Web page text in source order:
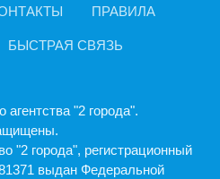
ПРАВИЛА
БЫСТРАЯ СВЯЗЬ
"2 города".
"2 города", регистрационный
выдан Федеральной